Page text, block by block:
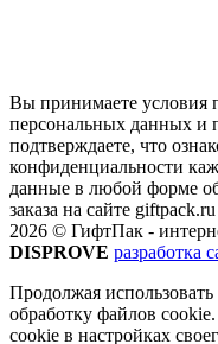
Вы принимаете условия
персональных данных и
подтверждаете, что
конфиденциальности
данные в любой форме
заказа на сайте giftpack.ru
2026 © ГифтПак -
DISPROVE разработка
Продолжая использовать
обработку файлов
cookie в настройках